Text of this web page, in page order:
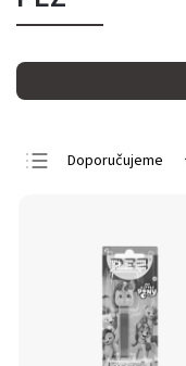
Doporučujeme
Nejprodávanější
Abecedně